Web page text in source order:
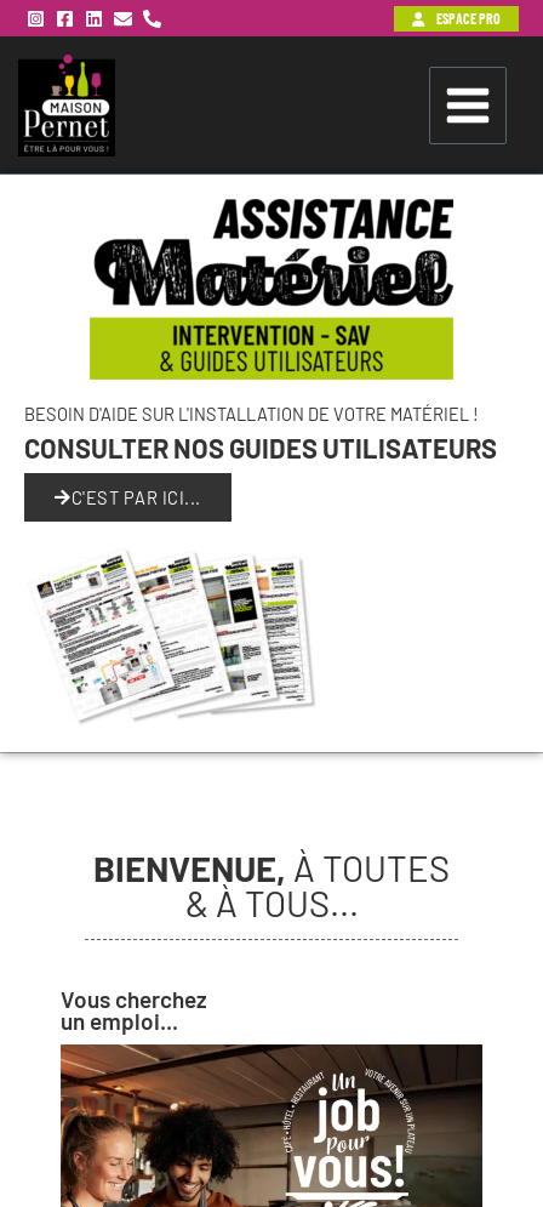
Aller
contenu
ESPACE PRO
BESOIN D'AIDE SUR L'INSTALLATION DE VOTRE MATÉRIEL !
CONSULTER NOS GUIDES UTILISATEURS
C'EST PAR ICI...
BIENVENUE, À TOUTES
& À TOUS...
Vous cherchez
un emploi...